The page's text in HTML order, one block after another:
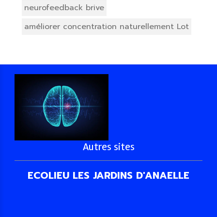
neurofeedback brive
améliorer concentration naturellement Lot
Autres sites
ECOLIEU LES JARDINS D'ANAELLE